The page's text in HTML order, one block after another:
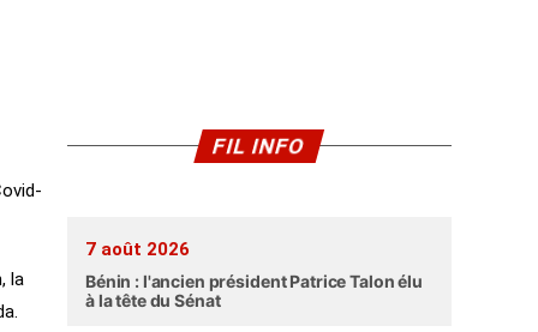
la
FIL INFO
7 août 2026
Bénin : l'ancien président Patrice Talon élu
à la tête du Sénat